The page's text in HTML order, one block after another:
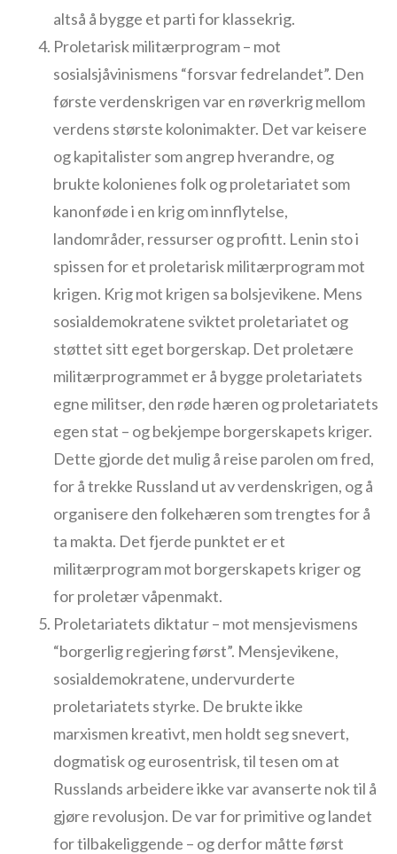
altså å bygge et parti for klassekrig.
Proletarisk militærprogram – mot
sosialsjåvinismens “forsvar fedrelandet”. Den
første verdenskrigen var en røverkrig mellom
verdens største kolonimakter. Det var keisere
og kapitalister som angrep hverandre, og
brukte kolonienes folk og proletariatet som
kanonføde i en krig om innflytelse,
landområder, ressurser og profitt. Lenin sto i
spissen for et proletarisk militærprogram mot
krigen. Krig mot krigen sa bolsjevikene. Mens
sosialdemokratene sviktet proletariatet og
støttet sitt eget borgerskap. Det proletære
militærprogrammet er å bygge proletariatets
egne militser, den røde hæren og proletariatets
egen stat – og bekjempe borgerskapets kriger.
Dette gjorde det mulig å reise parolen om fred,
for å trekke Russland ut av verdenskrigen, og å
organisere den folkehæren som trengtes for å
ta makta. Det fjerde punktet er et
militærprogram mot borgerskapets kriger og
for proletær våpenmakt.
Proletariatets diktatur – mot mensjevismens
“borgerlig regjering først”. Mensjevikene,
sosialdemokratene, undervurderte
proletariatets styrke. De brukte ikke
marxismen kreativt, men holdt seg snevert,
dogmatisk og eurosentrisk, til tesen om at
Russlands arbeidere ikke var avanserte nok til å
gjøre revolusjon. De var for primitive og landet
for tilbakeliggende – og derfor måtte først